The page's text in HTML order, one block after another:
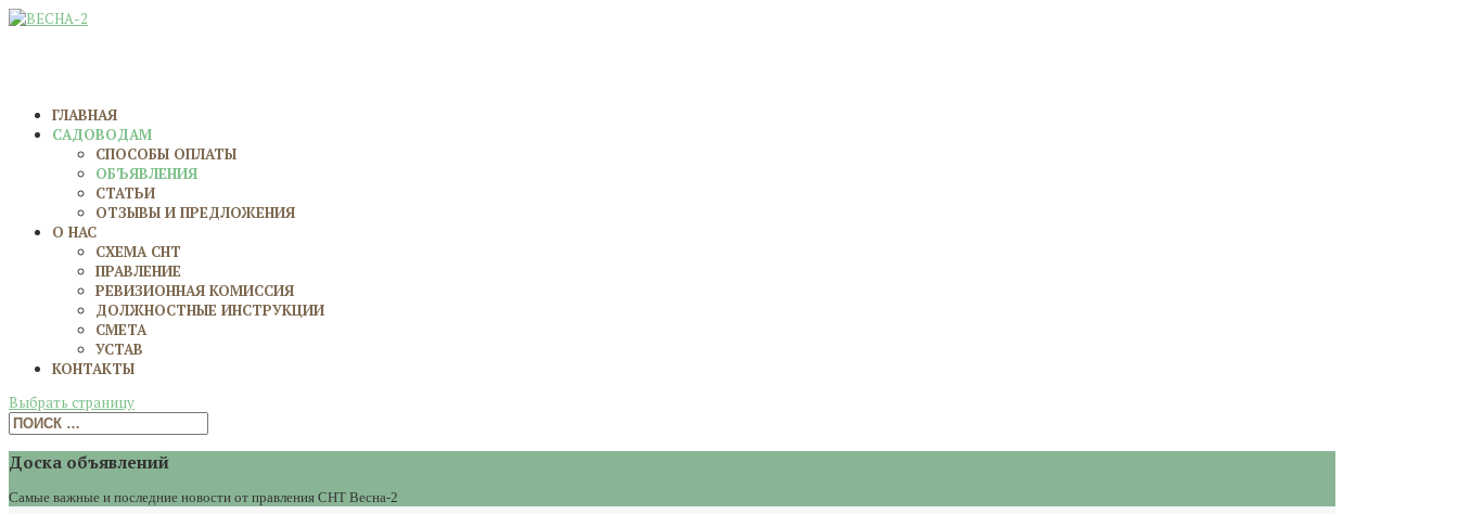
ГЛАВНАЯ
САДОВОДАМ
СПОСОБЫ ОПЛАТЫ
ОБЪЯВЛЕНИЯ
СТАТЬИ
ОТЗЫВЫ И ПРЕДЛОЖЕНИЯ
О НАС
СХЕМА СНТ
ПРАВЛЕНИЕ
РЕВИЗИОННАЯ КОМИССИЯ
ДОЛЖНОСТНЫЕ ИНСТРУКЦИИ
СМЕТА
УСТАВ
КОНТАКТЫ
Выбрать страницу
Доска объявлений
Самые важные и последние новости от правления СНТ Весна-2